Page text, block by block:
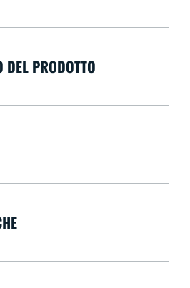
DEL PRODOTTO